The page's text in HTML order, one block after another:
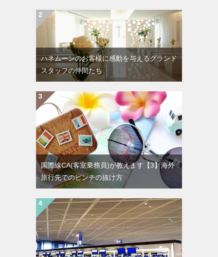
ハネムーンのお客様に感動を与えるグランド
スタッフの仲間たち
国際線CA(客室乗務員)が教えます【3】海外
旅行先でのピンチの抜け方